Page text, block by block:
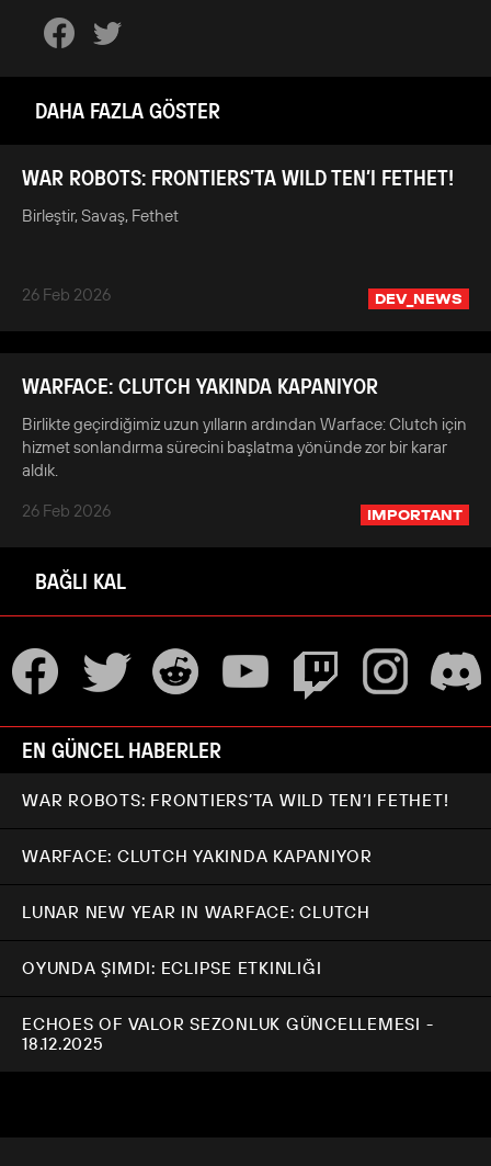
DAHA FAZLA GÖSTER
WAR ROBOTS: FRONTIERS’TA WILD TEN’I FETHET!
Birleştir, Savaş, Fethet
26 Feb 2026 DEV_NEWS
WARFACE: CLUTCH YAKINDA KAPANIYOR
Birlikte geçirdiğimiz uzun yılların ardından Warface: Clutch için
hizmet sonlandırma sürecini başlatma yönünde zor bir karar
aldık.
26 Feb 2026
IMPORTANT
BAĞLI KAL
EN GÜNCEL HABERLER
WAR ROBOTS: FRONTIERS’TA WILD TEN’I FETHET!
WARFACE: CLUTCH YAKINDA KAPANIYOR
LUNAR NEW YEAR IN WARFACE: CLUTCH
OYUNDA ŞIMDI: ECLIPSE ETKINLIĞI
ECHOES OF VALOR SEZONLUK GÜNCELLEMESI -
18.12.2025